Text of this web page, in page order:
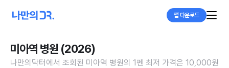
앱 다운로드
미아역 병원 (2026)
나만의닥터에서 조회된 미아역 병원의 1펜 최저 가격은 10,000원